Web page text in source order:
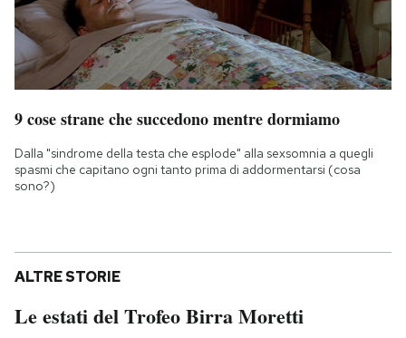
9 cose strane che succedono mentre dormiamo
Dalla "sindrome della testa che esplode" alla sexsomnia a quegli
spasmi che capitano ogni tanto prima di addormentarsi (cosa
sono?)
ALTRE STORIE
Le estati del Trofeo Birra Moretti